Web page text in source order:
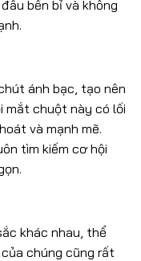
bền bỉ và không
ánh bạc, tạo nên
mắt chuột này có lối
và mạnh mẽ.
tìm kiếm cơ hội
khác nhau, thể
chúng cũng rất